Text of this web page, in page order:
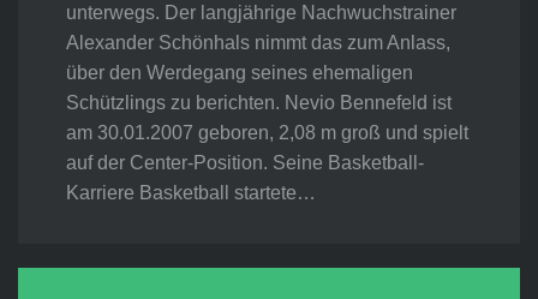
unterwegs. Der langjährige Nachwuchstrainer
Alexander Schönhals nimmt das zum Anlass,
über den Werdegang seines ehemaligen
Schützlings zu berichten. Nevio Bennefeld ist
am 30.01.2007 geboren, 2,08 m groß und spielt
auf der Center-Position. Seine Basketball-
Karriere Basketball startete…